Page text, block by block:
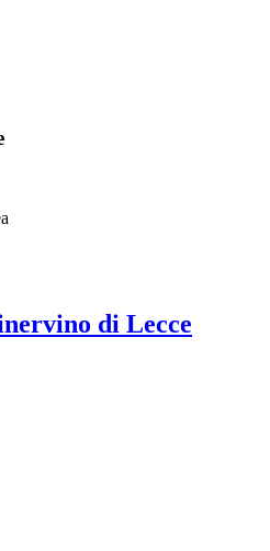
di Lecce